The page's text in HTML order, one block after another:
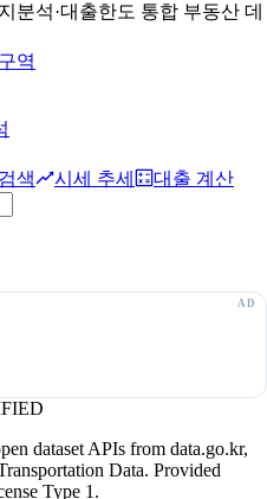
분석·대출한도 통합 부동산 데
역
색 시세 추세
대출 계산
dataset APIs from data.go.kr,
Data. Provided
Type 1.